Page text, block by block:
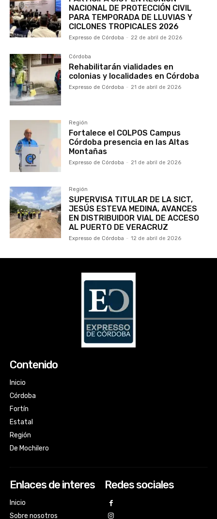
NACIONAL DE PROTECCIÓN CIVIL
PARA TEMPORADA DE LLUVIAS Y
CICLONES TROPICALES 2026
Expresso de Córdoba - 22 de abril de 2026
Córdoba
Rehabilitarán vialidades en
colonias y localidades en Córdoba
Expresso de Córdoba - 21 de abril de 2026
Región
Fortalece el COLPOS Campus
Córdoba presencia en las Altas
Montañas
Expresso de Córdoba - 21 de abril de 2026
Región
SUPERVISA TITULAR DE LA SICT,
JESÚS ESTEVA MEDINA, AVANCES
EN DISTRIBUIDOR VIAL DE ACCESO
AL PUERTO DE VERACRUZ
Expresso de Córdoba - 12 de abril de 2026
Contenido
Inicio
Córdoba
Fortín
Estatal
Región
De Mochilero
Enlaces de interes
Inicio
Sobre nosotros
Redes sociales